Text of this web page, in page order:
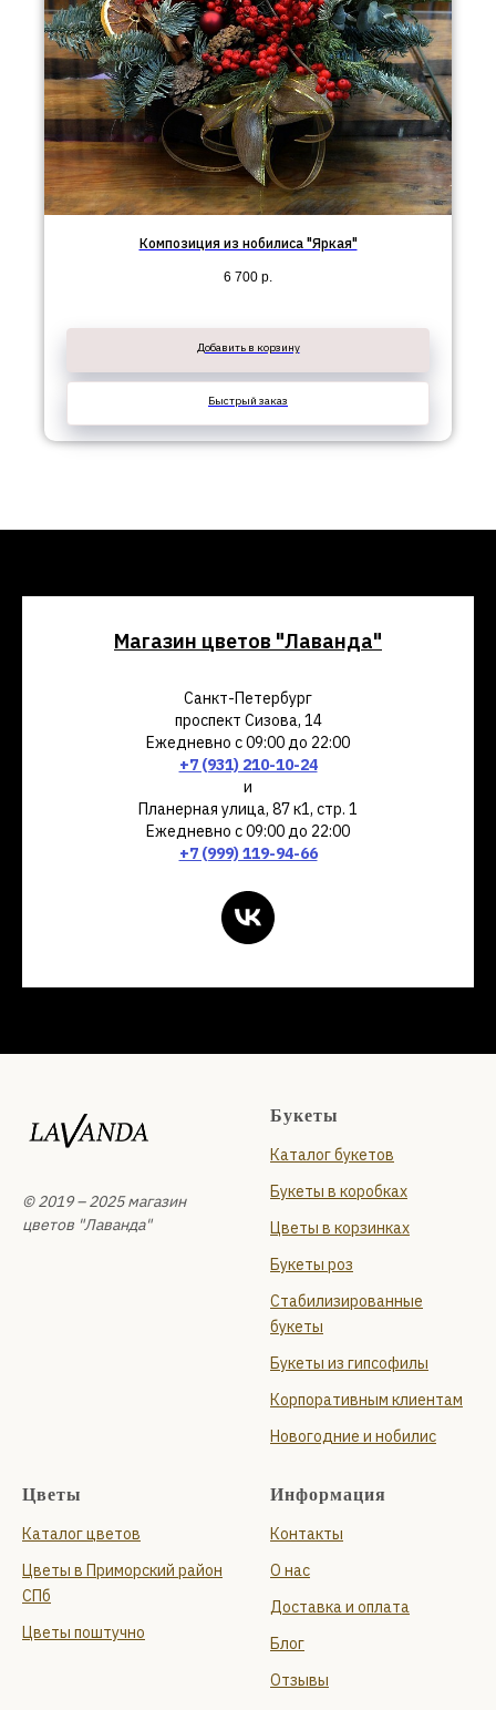
Композиция из нобилиса "Яркая"
6 700 р.
Добавить в корзину
Быстрый заказ
Магазин цветов "Лаванда"
Санкт-Петербург
проспект Сизова, 14
Ежедневно с 09:00 до 22:00
+7 (931) 210-10-24
и
Планерная улица, 87 к1, стр. 1
Ежедневно с 09:00 до 22:00
+7 (999) 119-94-66
© 2019 – 2025 магазин
цветов "Лаванда"
Букеты
Каталог букетов
Букеты в коробках
Цветы в корзинках
Букеты роз
Стабилизированные
букеты
Букеты из гипсофилы
Корпоративным клиентам
Новогодние и нобилис
Цветы
Каталог цветов
Цветы в Приморский район
СПб
Цветы поштучно
Информация
Контакты
О нас
Доставка и оплата
Блог
Отзывы